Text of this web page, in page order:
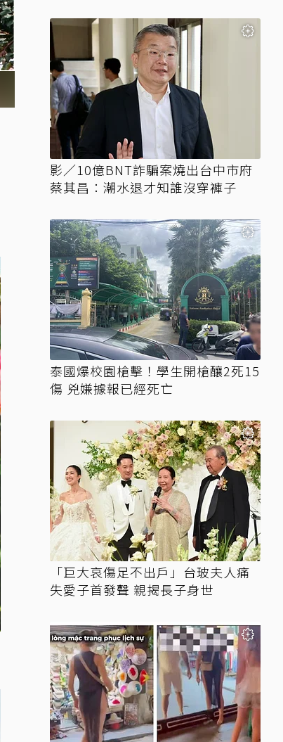
影／10億BNT詐騙案燒出台中市府
蔡其昌：潮水退才知誰沒穿褲子
泰國爆校園槍擊！學生開槍釀2死15
傷 兇嫌據報已經死亡
「巨大哀傷足不出戶」台玻夫人痛
失愛子首發聲 親揭長子身世